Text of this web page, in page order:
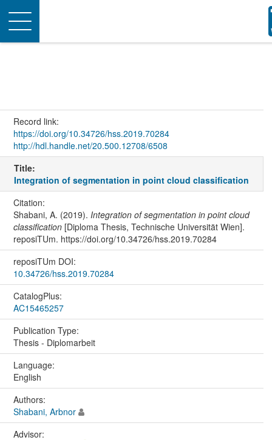
Toggle
navigation
Record link:
https://doi.org/10.34726/hss.2019.70284
http://hdl.handle.net/20.500.12708/6508
Title:
Integration of segmentation in point cloud classification
Citation:
Shabani, A. (2019). Integration of segmentation in point cloud
classification[Diploma Thesis, Technische Universität Wien].
reposiTUm. https://doi.org/10.34726/hss.2019.70284
reposiTUm DOI:
10.34726/hss.2019.70284
CatalogPlus:
AC15465257
Publication Type:
Thesis - Diplomarbeit
Language:
English
Authors:
Shabani, Arbnor
Advisor: